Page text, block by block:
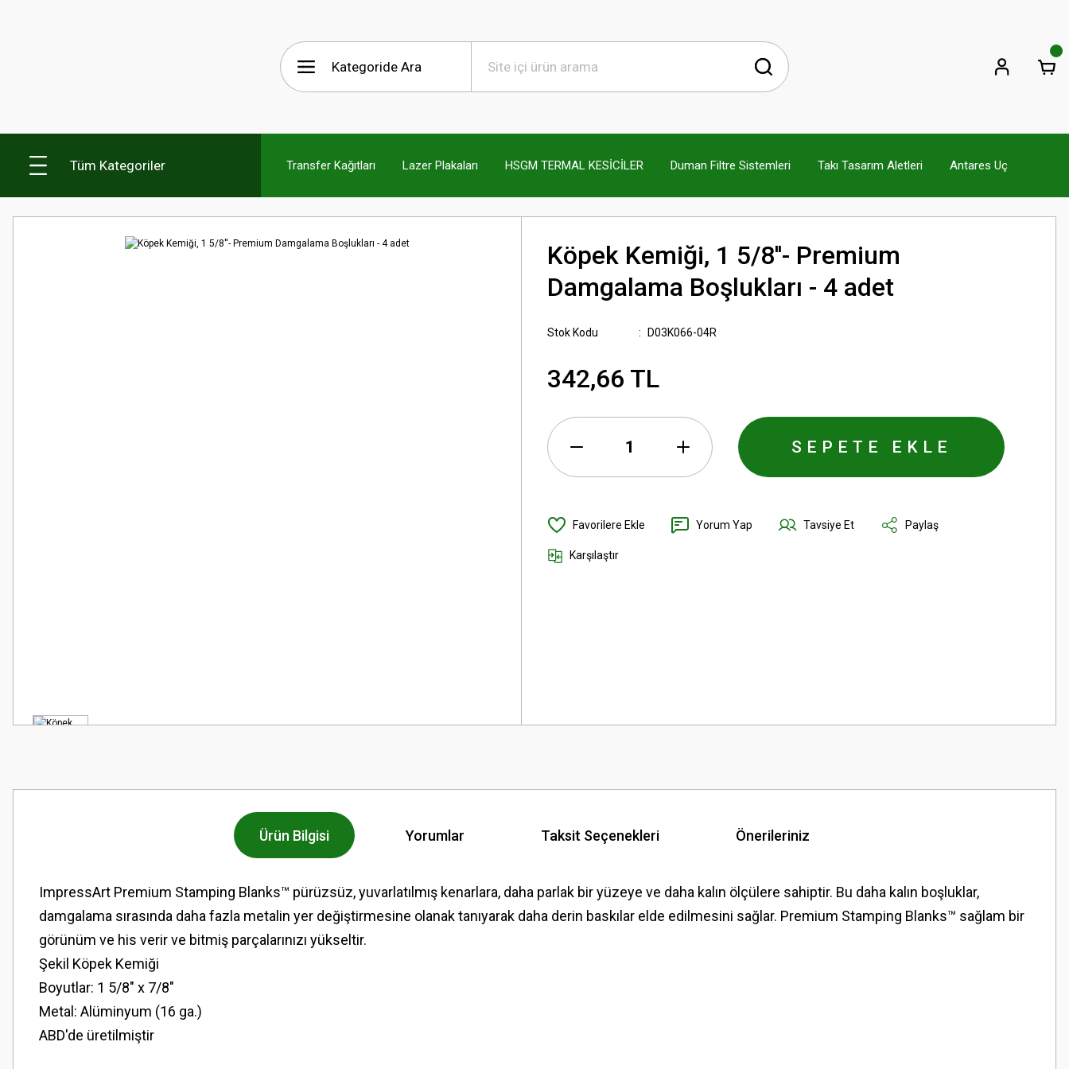
Tüm Kategoriler Transfer Kağıtları Lazer Plakaları HSGM TERMAL KESİCİLER Duman Filtre Sistemleri Takı Tasarım Aletleri Antares Uç
Köpek Kemiği, 1 5/8''- Premium
Damgalama Boşlukları - 4 adet
Stok Kodu D03K066-04R
342,66 TL
SEPETE EKLE
Yorum Yap Tavsiye Et Paylaş
Karşılaştır
Ürün Bilgisi Yorumlar Taksit Seçenekleri Önerileriniz
ImpressArt Premium Stamping Blanks™ pürüzsüz, yuvarlatılmış kenarlara, daha parlak bir yüzeye ve daha kalın ölçülere sahiptir. Bu daha kalın boşluklar,
damgalama sırasında daha fazla metalin yer değiştirmesine olanak tanıyarak daha derin baskılar elde edilmesini sağlar. Premium Stamping Blanks™ sağlam bir
görünüm ve his verir ve bitmiş parçalarınızı yükseltir.
Şekil Köpek Kemiği
Boyutlar: 1 5/8" x 7/8"
Metal: Alüminyum (16 ga.)
ABD'de üretilmiştir